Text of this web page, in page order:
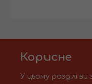
Корисне
У цьому розділі